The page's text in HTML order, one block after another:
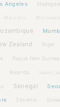
Angeles
Mauritius Micronesia
Zealand Niger
Papua New Guinea
Rwanda Saint
Senegal
Slovenia